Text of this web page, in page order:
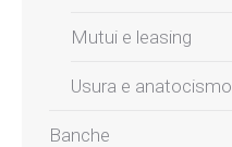
Mutui e leasing
Usura e anatocismo
Banche